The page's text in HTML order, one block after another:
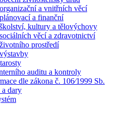
a vnitřních věcí
a finanční
kultury a tělovýchovy
věcí a zdravotnictví
prostředí
auditu a kontroly
dle zákona č. 106⁄1999 Sb.
dary